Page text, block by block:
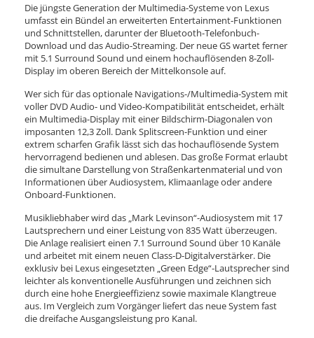
Die jüngste Generation der Multimedia-Systeme von Lexus
umfasst ein Bündel an erweiterten Entertainment-Funktionen
und Schnittstellen, darunter der Bluetooth-Telefonbuch-
Download und das Audio-Streaming. Der neue GS wartet ferner
mit 5.1 Surround Sound und einem hochauflösenden 8-Zoll-
Display im oberen Bereich der Mittelkonsole auf.
Wer sich für das optionale Navigations-/Multimedia-System mit
voller DVD Audio- und Video-Kompatibilität entscheidet, erhält
ein Multimedia-Display mit einer Bildschirm-Diagonalen von
imposanten 12,3 Zoll. Dank Splitscreen-Funktion und einer
extrem scharfen Grafik lässt sich das hochauflösende System
hervorragend bedienen und ablesen. Das große Format erlaubt
die simultane Darstellung von Straßenkartenmaterial und von
Informationen über Audiosystem, Klimaanlage oder andere
Onboard-Funktionen.
Musikliebhaber wird das „Mark Levinson“-Audiosystem mit 17
Lautsprechern und einer Leistung von 835 Watt überzeugen.
Die Anlage realisiert einen 7.1 Surround Sound über 10 Kanäle
und arbeitet mit einem neuen Class-D-Digitalverstärker. Die
exklusiv bei Lexus eingesetzten „Green Edge“-Lautsprecher sind
leichter als konventionelle Ausführungen und zeichnen sich
durch eine hohe Energieeffizienz sowie maximale Klangtreue
aus. Im Vergleich zum Vorgänger liefert das neue System fast
die dreifache Ausgangsleistung pro Kanal.